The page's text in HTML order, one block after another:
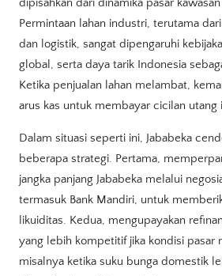
dipisahkan dari dinamika pasar
Permintaan lahan industri, terutama
dan logistik, sangat dipengaruhi
global, serta daya tarik Indonesia
Ketika penjualan lahan melambat,
arus kas untuk membayar cicilan utang
Dalam situasi seperti ini, Jababeka
beberapa strategi. Pertama,
jangka panjang Jababeka melalui
termasuk Bank Mandiri, untuk
likuiditas. Kedua, mengupayakan
yang lebih kompetitif jika kondisi pasar
misalnya ketika suku bunga domestik